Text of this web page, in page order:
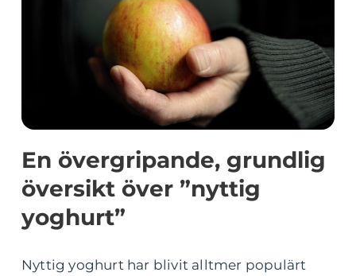
En övergripande, grundlig
översikt över ”nyttig
yoghurt”
Nyttig yoghurt har blivit alltmer populärt